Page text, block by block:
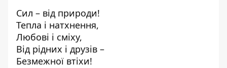
Сил – від природи!
Тепла і натхнення,
Любові і сміху,
Від рідних і друзів –
Безмежної втіхи!